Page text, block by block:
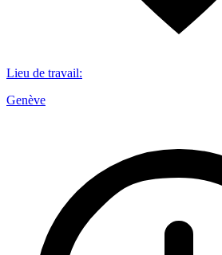
Lieu de travail:
Genève